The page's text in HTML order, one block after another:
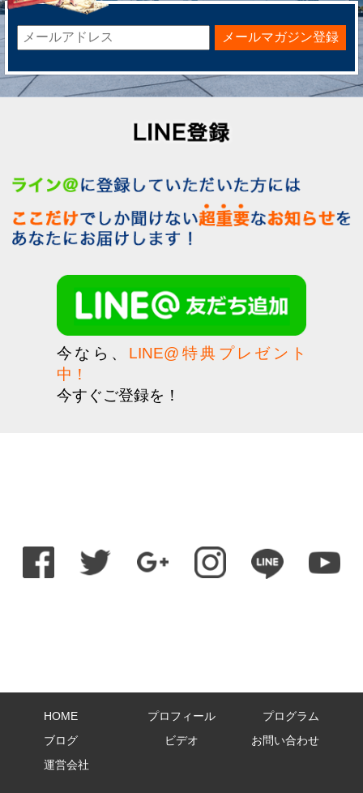
メールマガジン登録
今なら、 LINE@特典プレゼント
中！
今すぐご登録を！
HOME プロフィール
プログラム
ブログ
ビデオ
お問い合わせ
運営会社